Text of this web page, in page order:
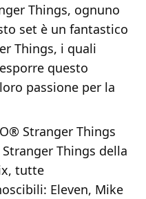
Things, ognuno
set è un fantastico
Things, i quali
questo
passione per la
Stranger Things
Things della
tutte
Eleven, Mike